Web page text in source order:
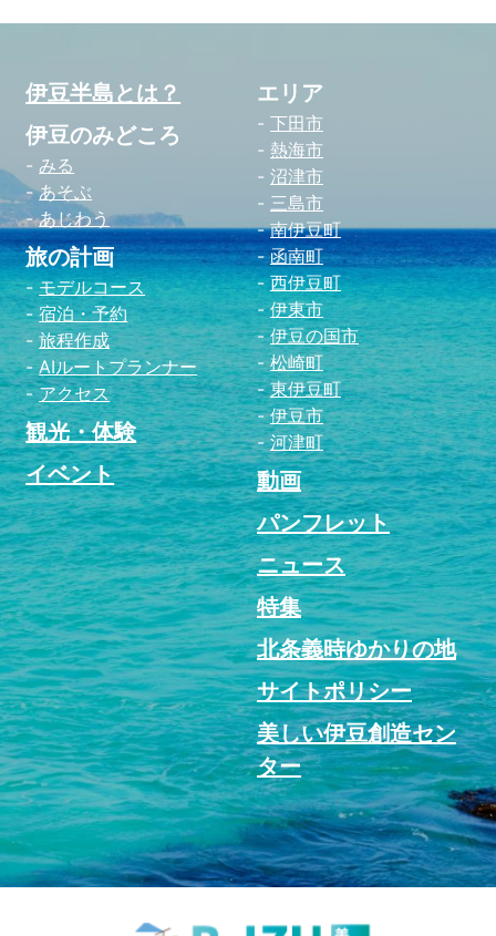
伊豆半島とは？
伊豆のみどころ
みる
あそぶ
あじわう
旅の計画
モデルコース
宿泊・予約
旅程作成
AIルートプランナー
アクセス
観光・体験
イベント
エリア
下田市
熱海市
沼津市
三島市
南伊豆町
函南町
西伊豆町
伊東市
伊豆の国市
松崎町
東伊豆町
伊豆市
河津町
動画
パンフレット
ニュース
特集
北条義時ゆかりの地
サイトポリシー
美しい伊豆創造セン
ター